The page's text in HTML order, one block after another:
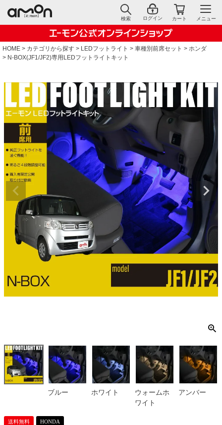
検索 ログイン カート メニュー
HOME カテゴリから探す LEDフットライト 車種別前席セット
ホンダ
N-BOX(JF1/JF2)専用LEDフットライトキット
ブルー ホワイト
ウォームホ
ワイト
アンバー
送料無料 HONDA